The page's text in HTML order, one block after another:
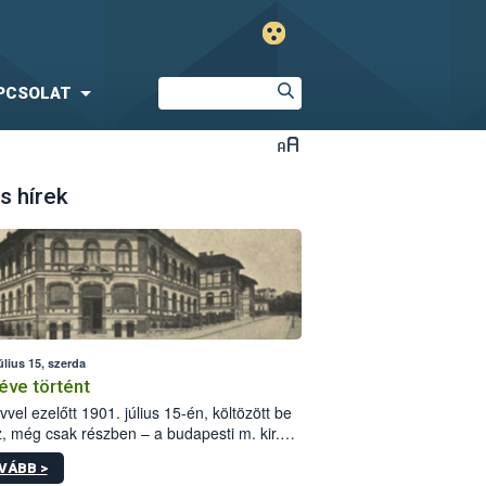
hírek
15, szerda
történt
ezelőtt 1901. július 15-én, költözött be
még csak részben – a budapesti m. kir.
állomás a Kis Rókus utca
alatti, Czigler Győző által tervezett új
>